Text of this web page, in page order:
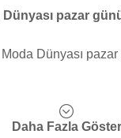
Dünyası pazar
Moda Dünyası
Daha Fazla Göster